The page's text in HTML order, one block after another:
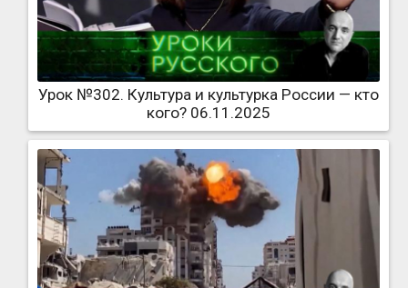
Урок №302. Культура и культурка России — кто
кого? 06.11.2025